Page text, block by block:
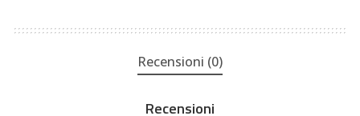
Recensioni (0)
Recensioni